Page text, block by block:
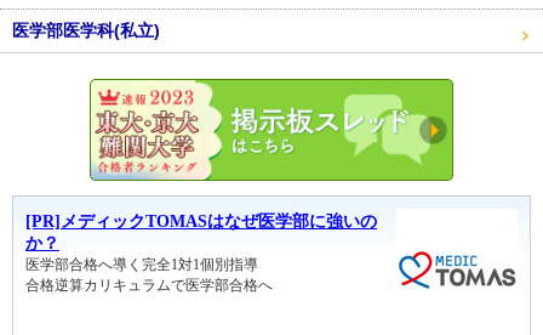
医学部医学科(私立)